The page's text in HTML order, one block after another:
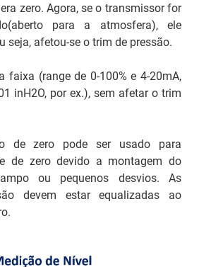
zero. Agora, se o transmissor for
para a atmosfera), ele
seja, afetou-se o trim de pressão.
faixa (range de 0-100% e 4-20mA,
inH2O, por ex.), sem afetar o trim
de zero pode ser usado para
de zero devido a montagem do
ou pequenos desvios. As
devem estar equalizadas ao